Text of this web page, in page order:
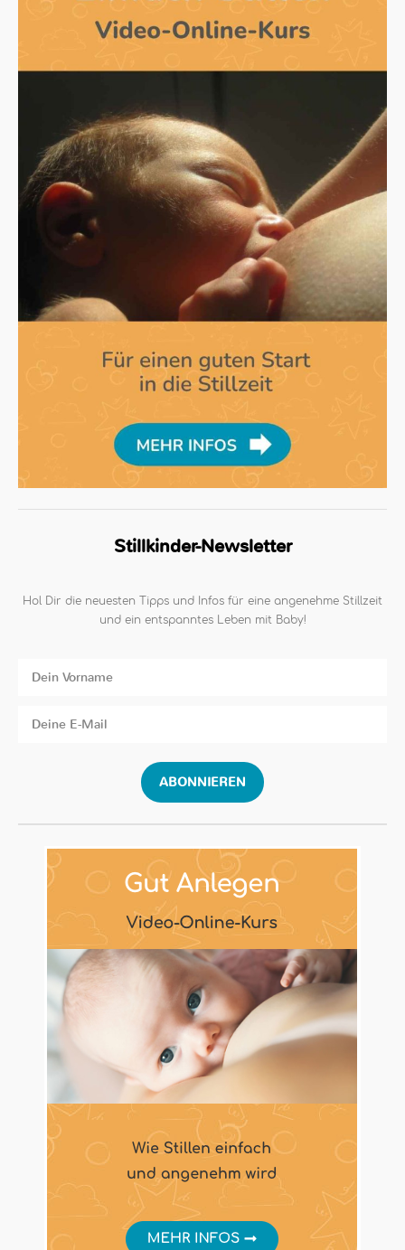
Stillkinder-Newsletter
Hol Dir die neuesten Tipps und Infos für eine angenehme Stillzeit
und ein entspanntes Leben mit Baby!
ABONNIEREN